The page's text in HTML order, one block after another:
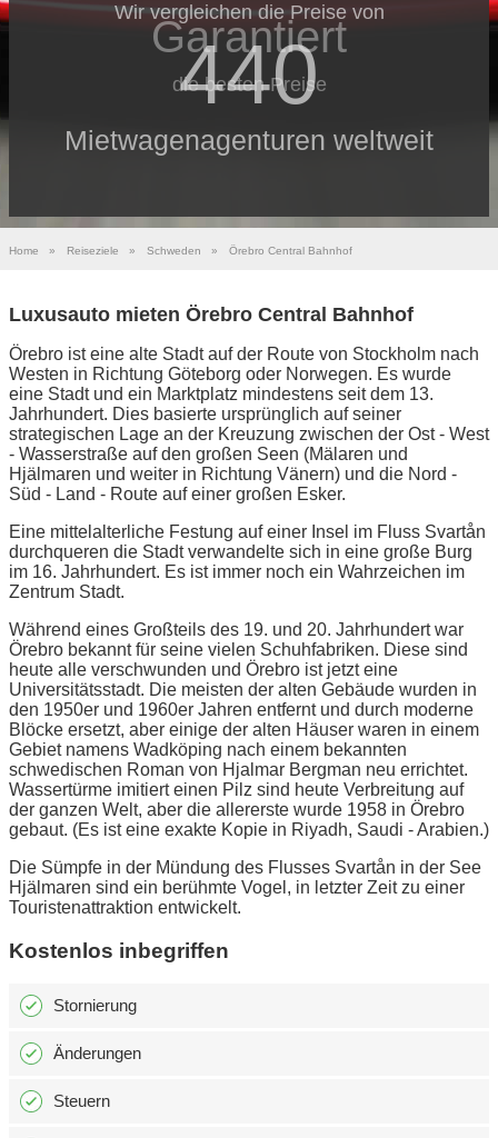
Wir vergleichen die Preise von
440
Mietwagenagenturen weltweit
Garantiert
die besten Preise
Home » Reiseziele » Schweden » Örebro Central Bahnhof
Luxusauto mieten Örebro Central Bahnhof
Örebro ist eine alte Stadt auf der Route von Stockholm nach
Westen in Richtung Göteborg oder Norwegen. Es wurde
eine Stadt und ein Marktplatz mindestens seit dem 13.
Jahrhundert. Dies basierte ursprünglich auf seiner
strategischen Lage an der Kreuzung zwischen der Ost - West
- Wasserstraße auf den großen Seen (Mälaren und
Hjälmaren und weiter in Richtung Vänern) und die Nord -
Süd - Land - Route auf einer großen Esker.
Eine mittelalterliche Festung auf einer Insel im Fluss Svartån
durchqueren die Stadt verwandelte sich in eine große Burg
im 16. Jahrhundert. Es ist immer noch ein Wahrzeichen im
Zentrum Stadt.
Während eines Großteils des 19. und 20. Jahrhundert war
Örebro bekannt für seine vielen Schuhfabriken. Diese sind
heute alle verschwunden und Örebro ist jetzt eine
Universitätsstadt. Die meisten der alten Gebäude wurden in
den 1950er und 1960er Jahren entfernt und durch moderne
Blöcke ersetzt, aber einige der alten Häuser waren in einem
Gebiet namens Wadköping nach einem bekannten
schwedischen Roman von Hjalmar Bergman neu errichtet.
Wassertürme imitiert einen Pilz sind heute Verbreitung auf
der ganzen Welt, aber die allererste wurde 1958 in Örebro
gebaut. (Es ist eine exakte Kopie in Riyadh, Saudi - Arabien.)
Die Sümpfe in der Mündung des Flusses Svartån in der See
Hjälmaren sind ein berühmte Vogel, in letzter Zeit zu einer
Touristenattraktion entwickelt.
Kostenlos inbegriffen
Stornierung
Änderungen
Steuern